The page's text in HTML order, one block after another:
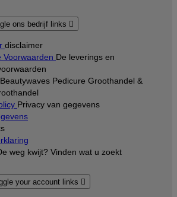
ons bedrijf links 
disclaimer
Voorwaarden De leverings en
Beautywaves Pedicure Groothandel &
Privacy van gegevens
weg kwijt? Vinden wat u zoekt
your account links 